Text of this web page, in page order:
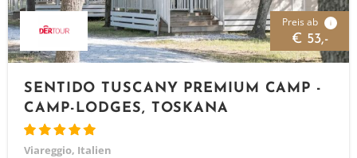
Preis ab i
€ 53,-
SENTIDO TUSCANY PREMIUM CAMP -
CAMP-LODGES, TOSKANA
Viareggio, Italien